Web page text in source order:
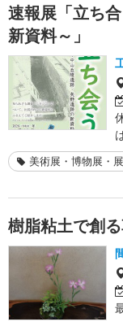
速報展「立ち
新資料～」
美術展・博物展・
樹脂粘土で創